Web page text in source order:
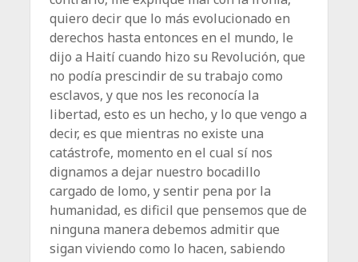
quiero decir que lo más evolucionado en
derechos hasta entonces en el mundo, le
dijo a Haití cuando hizo su Revolución, que
no podía prescindir de su trabajo como
esclavos, y que nos les reconocía la
libertad, esto es un hecho, y lo que vengo a
decir, es que mientras no existe una
catástrofe, momento en el cual sí nos
dignamos a dejar nuestro bocadillo
cargado de lomo, y sentir pena por la
humanidad, es dificil que pensemos que de
ninguna manera debemos admitir que
sigan viviendo como lo hacen, sabiendo